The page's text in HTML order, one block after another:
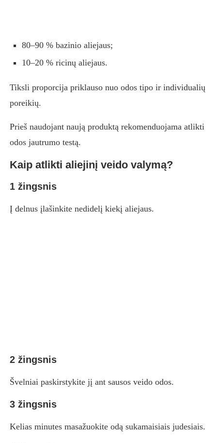
80–90 % bazinio aliejaus;
10–20 % ricinų aliejaus.
Tiksli proporcija priklauso nuo odos tipo ir individualių
poreikių.
Prieš naudojant naują produktą rekomenduojama atlikti
odos jautrumo testą.
Kaip atlikti aliejinį veido valymą?
1 žingsnis
Į delnus įlašinkite nedidelį kiekį aliejaus.
2 žingsnis
Švelniai paskirstykite jį ant sausos veido odos.
3 žingsnis
Kelias minutes masažuokite odą sukamaisiais judesiais.